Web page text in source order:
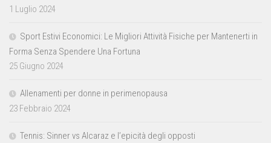
1 Luglio 2024
Sport Estivi Economici: Le Migliori Attività Fisiche per Mantenerti in
Forma Senza Spendere Una Fortuna
25 Giugno 2024
Allenamenti per donne in perimenopausa
23 Febbraio 2024
Tennis: Sinner vs Alcaraz e l’epicità degli opposti